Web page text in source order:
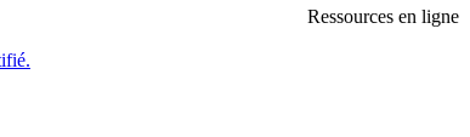
Ressources en ligne